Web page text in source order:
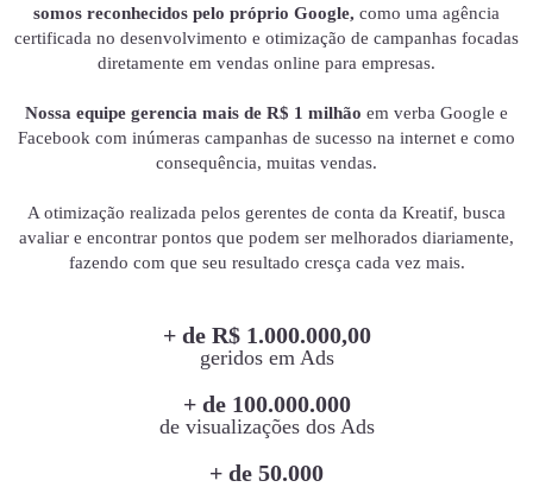
somos reconhecidos pelo próprio Google, como uma agência
certificada no desenvolvimento e otimização de campanhas focadas
diretamente em vendas online para empresas.
Nossa equipe gerencia mais de R$ 1 milhão em verba Google e
Facebook com inúmeras campanhas de sucesso na internet e como
consequência, muitas vendas.
A otimização realizada pelos gerentes de conta da Kreatif, busca
avaliar e encontrar pontos que podem ser melhorados diariamente,
fazendo com que seu resultado cresça cada vez mais.
+ de R$ 1.000.000,00
geridos em Ads
+ de 100.000.000
de visualizações dos Ads
+ de 50.000